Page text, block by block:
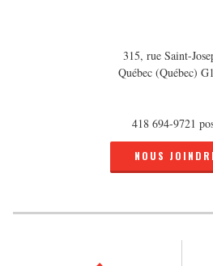
315, rue Saint-
Québec (Québec)
418 694-9721
NOUS